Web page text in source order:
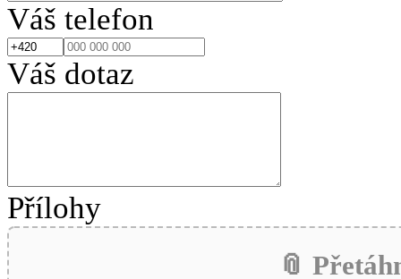
Váš telefon
Váš dotaz
Přílohy
📎